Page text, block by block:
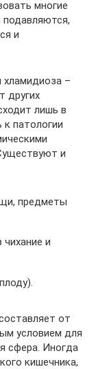
многие
и
хламидиоза –
других
лишь в
патологии
и
предметы
и
от
условием для
сфера. Иногда
кишечника,